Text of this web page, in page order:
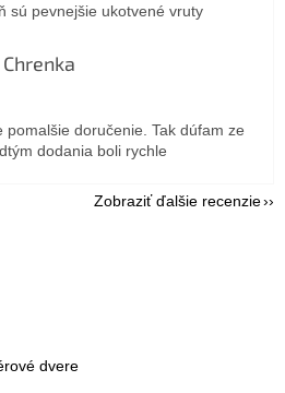
sú pevnejšie ukotvené vruty
je 5 z 5 hviezdičiek.
pomalšie doručenie. Tak dúfam ze
dodania boli rychle
Zobraziť ďalšie recenzie
dvere